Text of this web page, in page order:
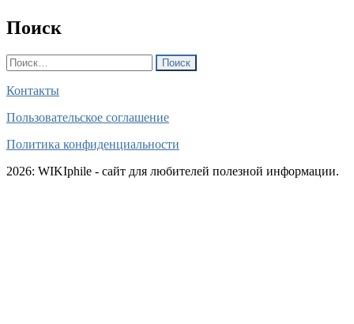
Поиск
Найти:
Контакты
Пользовательское соглашение
Политика конфиденциальности
2026: WIKIphile - сайт для любителей полезной информации.